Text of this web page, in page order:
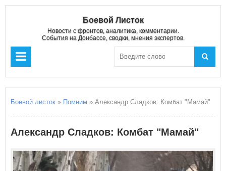
Боевой Листок
Новости с фронтов, аналитика, комментарии.
События на Донбассе, сводки, мнения экспертов.
Боевой листок » Помним » Александр Сладков: Комбат "Мамай"
Александр Сладков: Комбат "Мамай"